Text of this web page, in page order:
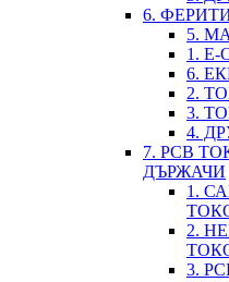
6.
5.
1.
6.
2.
3.
4.
7. PCB
ДЪРЖАЧИ
1.
2.
3.